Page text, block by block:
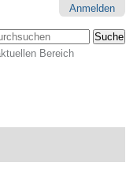
Anmelden
Bereich